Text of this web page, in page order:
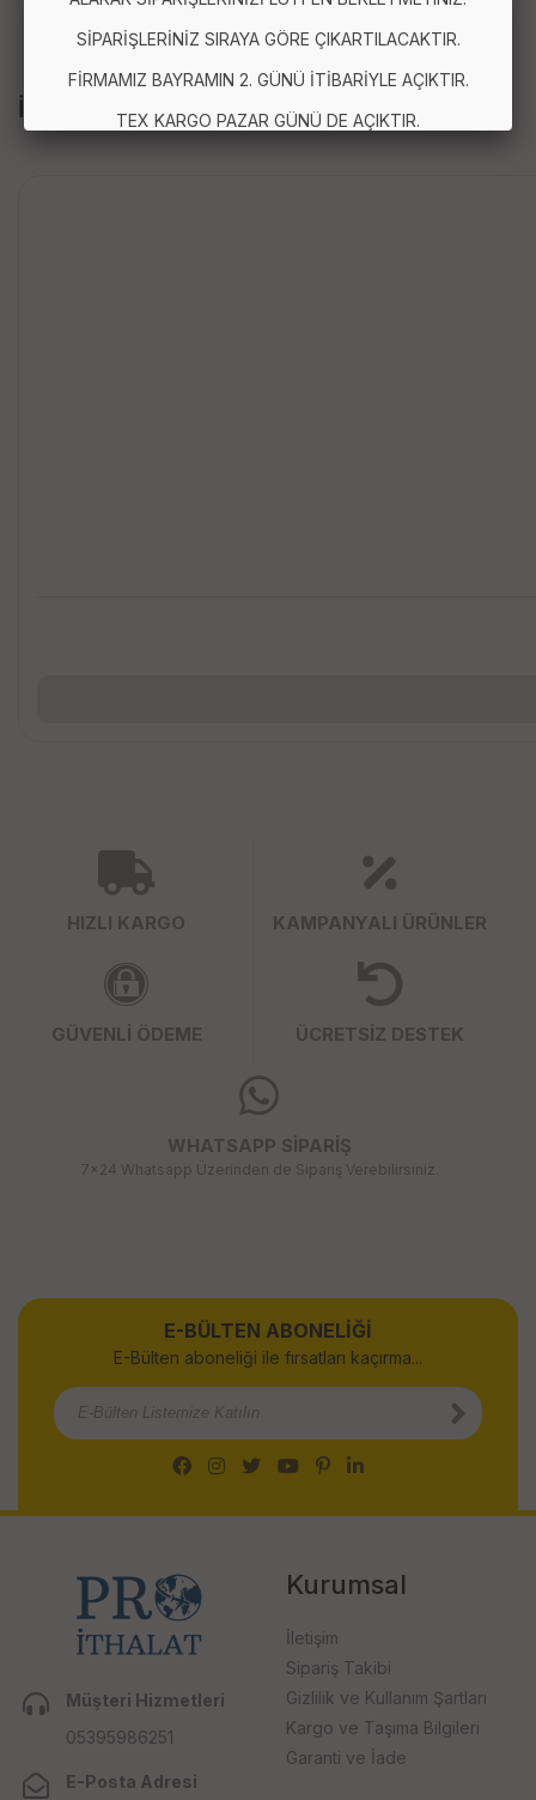
İLGİLİ ÜRÜNLER
HIZLI KARGO KAMPANYALI ÜRÜNLER
GÜVENLİ ÖDEME ÜCRETSİZ DESTEK
WHATSAPP SİPARİŞ
7x24 Whatsapp Üzerinden de Sipariş Verebilirsiniz.
E-BÜLTEN ABONELİĞİ
E-Bülten aboneliği ile fırsatları kaçırma...
Müşteri Hizmetleri
05395986251
E-Posta Adresi
Kurumsal
İletişim
Sipariş Takibi
Gizlilik ve Kullanım Şartları
Kargo ve Taşıma Bilgileri
Garanti ve İade
SİPARİŞLERİNİZ SIRAYA GÖRE ÇIKARTILACAKTIR.
FİRMAMIZ BAYRAMIN 2. GÜNÜ İTİBARİYLE AÇIKTIR.
TEX KARGO PAZAR GÜNÜ DE AÇIKTIR.